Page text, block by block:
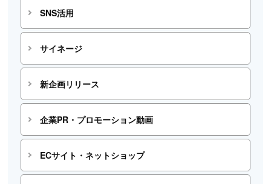
SNS活用
サイネージ
新企画リリース
企業PR・プロモーション動画
ECサイト・ネットショップ